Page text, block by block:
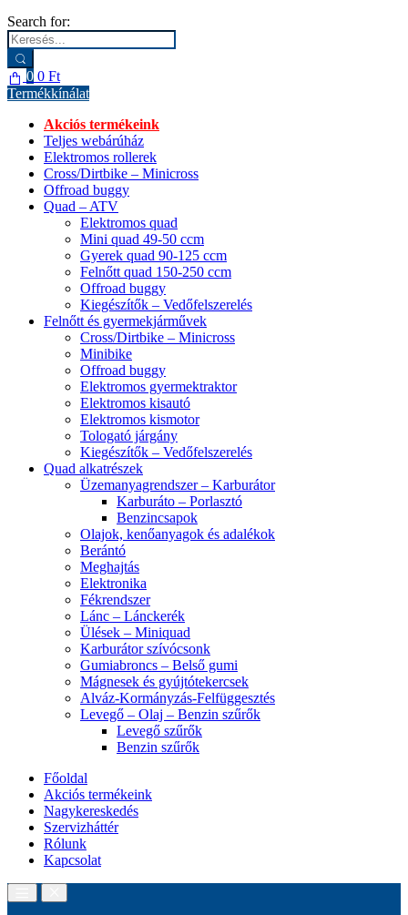
Search for:
0 0 Ft
Termékkínálat
Akciós termékeink
Teljes webárúház
Elektromos rollerek
Cross/Dirtbike – Minicross
Offroad buggy
Quad – ATV
Elektromos quad
Mini quad 49-50 ccm
Gyerek quad 90-125 ccm
Felnőtt quad 150-250 ccm
Offroad buggy
Kiegészítők – Vedőfelszerelés
Felnőtt és gyermekjárművek
Cross/Dirtbike – Minicross
Minibike
Offroad buggy
Elektromos gyermektraktor
Elektromos kisautó
Elektromos kismotor
Tologató járgány
Kiegészítők – Vedőfelszerelés
Quad alkatrészek
Üzemanyagrendszer – Karburátor
Karburáto – Porlasztó
Benzincsapok
Olajok, kenőanyagok és adalékok
Berántó
Meghajtás
Elektronika
Fékrendszer
Lánc – Lánckerék
Ülések – Miniquad
Karburátor szívócsonk
Gumiabroncs – Belső gumi
Mágnesek és gyújtótekercsek
Alváz-Kormányzás-Felfüggesztés
Levegő – Olaj – Benzin szűrők
Levegő szűrők
Benzin szűrők
Főoldal
Akciós termékeink
Nagykereskedés
Szervizháttér
Rólunk
Kapcsolat